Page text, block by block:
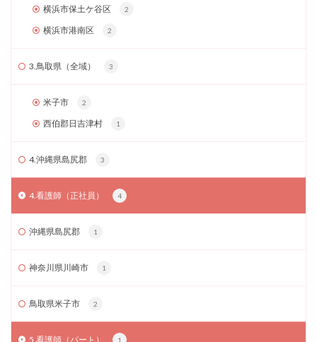
横浜市保土ケ谷区 2
横浜市港南区 2
3.鳥取県（全域） 3
米子市 2
西伯郡日吉津村 1
4.沖縄県島尻郡 3
4.看護師（正社員） 4
沖縄県島尻郡 1
神奈川県川崎市 1
鳥取県米子市 2
5.看護師（パート） 1